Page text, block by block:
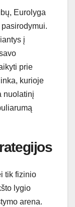
Eurolyga
į
prie
kurioje
nuolatinį
tik fizinio
lygio
arena.